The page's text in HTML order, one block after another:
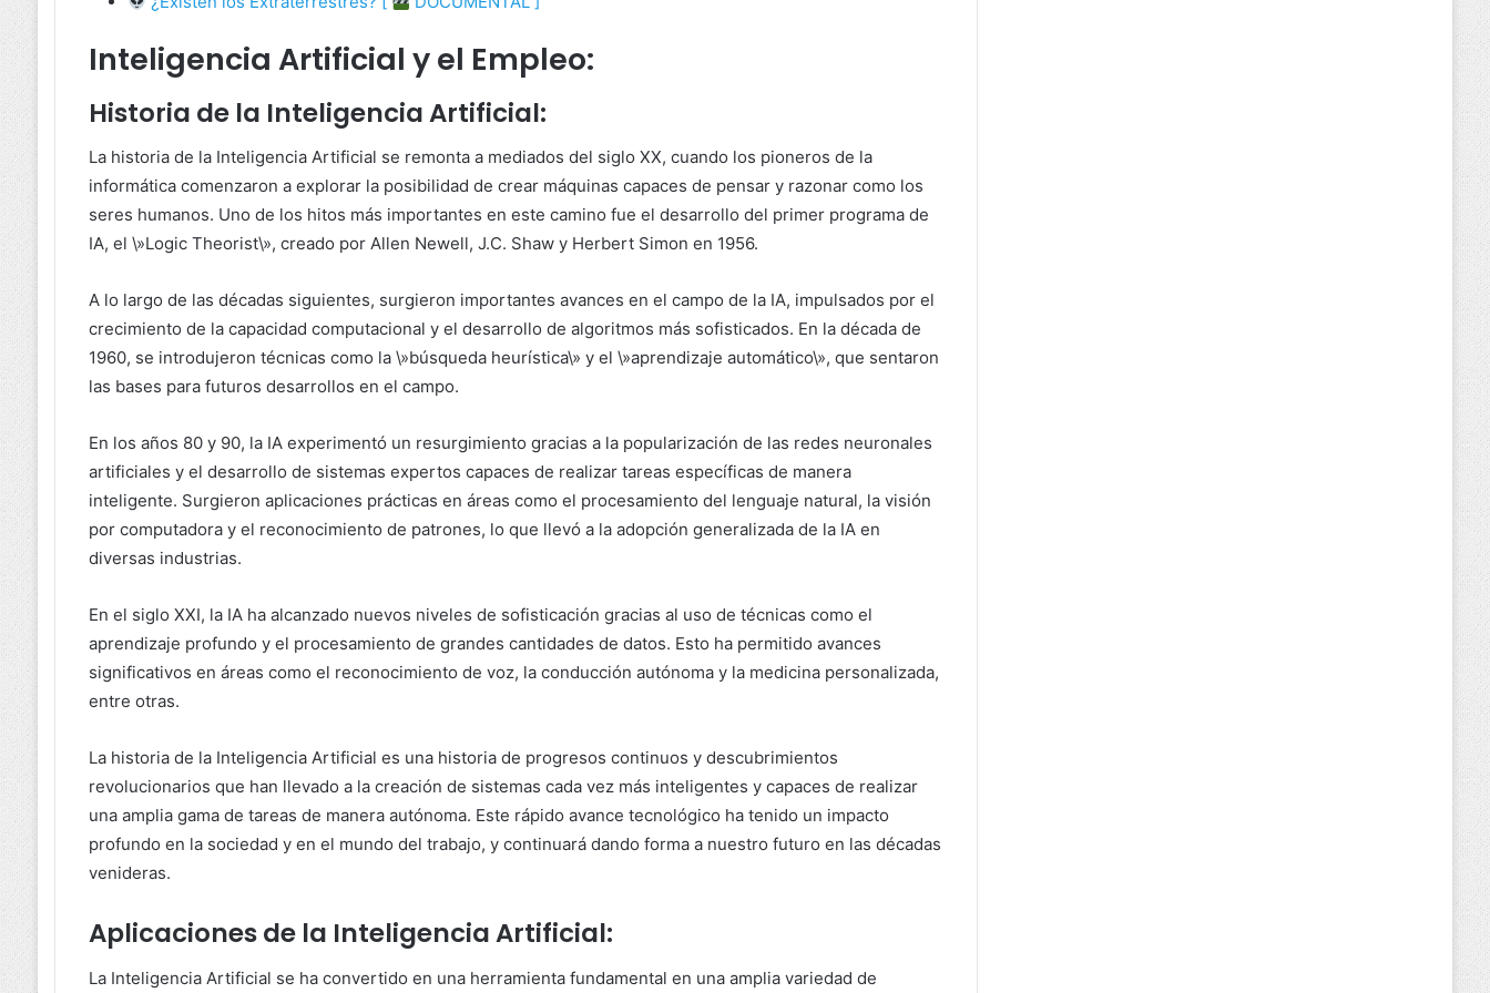
Inteligencia Artificial y el Empleo:
Historia de la Inteligencia Artificial:
La historia de la Inteligencia Artificial se remonta a mediados del siglo XX, cuando los pioneros de la
informática comenzaron a explorar la posibilidad de crear máquinas capaces de pensar y razonar como los
seres humanos. Uno de los hitos más importantes en este camino fue el desarrollo del primer programa de
IA, el \»Logic Theorist\», creado por Allen Newell, J.C. Shaw y Herbert Simon en 1956.
A lo largo de las décadas siguientes, surgieron importantes avances en el campo de la IA, impulsados por el
crecimiento de la capacidad computacional y el desarrollo de algoritmos más sofisticados. En la década de
1960, se introdujeron técnicas como la \»búsqueda heurística\» y el \»aprendizaje automático\», que sentaron
las bases para futuros desarrollos en el campo.
En los años 80 y 90, la IA experimentó un resurgimiento gracias a la popularización de las redes neuronales
artificiales y el desarrollo de sistemas expertos capaces de realizar tareas específicas de manera
inteligente. Surgieron aplicaciones prácticas en áreas como el procesamiento del lenguaje natural, la visión
por computadora y el reconocimiento de patrones, lo que llevó a la adopción generalizada de la IA en
diversas industrias.
En el siglo XXI, la IA ha alcanzado nuevos niveles de sofisticación gracias al uso de técnicas como el
aprendizaje profundo y el procesamiento de grandes cantidades de datos. Esto ha permitido avances
significativos en áreas como el reconocimiento de voz, la conducción autónoma y la medicina personalizada,
entre otras.
La historia de la Inteligencia Artificial es una historia de progresos continuos y descubrimientos
revolucionarios que han llevado a la creación de sistemas cada vez más inteligentes y capaces de realizar
una amplia gama de tareas de manera autónoma. Este rápido avance tecnológico ha tenido un impacto
profundo en la sociedad y en el mundo del trabajo, y continuará dando forma a nuestro futuro en las décadas
venideras.
Aplicaciones de la Inteligencia Artificial:
La Inteligencia Artificial se ha convertido en una herramienta fundamental en una amplia variedad de